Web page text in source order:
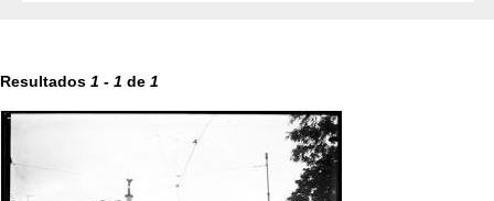
Resultados 1 - 1 de 1